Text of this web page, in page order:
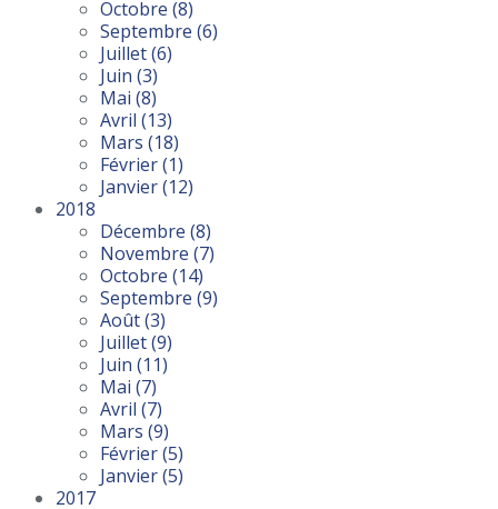
Octobre (8)
Septembre (6)
Juillet(6)
Juin (3)
Mai (8)
Avril (13)
Mars (18)
Février(1)
Janvier(12)
2018
Décembre (8)
Novembre (7)
Octobre (14)
Septembre (9)
Août(3)
Juillet(9)
Juin (11)
Mai (7)
Avril (7)
Mars (9)
Février(5)
Janvier(5)
2017